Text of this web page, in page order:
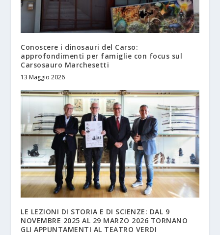
Conoscere i dinosauri del Carso:
approfondimenti per famiglie con focus sul
Carsosauro Marchesetti
13 Maggio 2026
LE LEZIONI DI STORIA E DI SCIENZE: DAL 9
NOVEMBRE 2025 AL 29 MARZO 2026 TORNANO
GLI APPUNTAMENTI AL TEATRO VERDI